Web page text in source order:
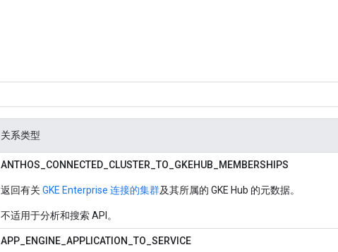
关系类型
ANTHOS_ CONNECTED_ CLUSTER_ TO_ GKEHUB_ MEMBERSHIPS
返回有关GKE Enterprise 连接的集群及其所属的 GKE Hub 的元数据。
不适用于分析和搜索 API。
APP_ ENGINE_ APPLICATION_ TO_ SERVICE